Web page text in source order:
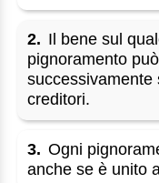
2. Il bene sul
pignoramento
successivamente
creditori.
3. Ogni
anche se è unito